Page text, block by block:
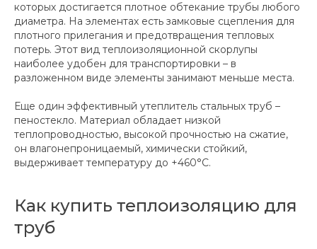
которых достигается плотное обтекание трубы любого
диаметра. На элементах есть замковые сцепления для
плотного прилегания и предотвращения тепловых
потерь. Этот вид теплоизоляционной скорлупы
наиболее удобен для транспортировки – в
разложенном виде элементы занимают меньше места.
Еще один эффективный утеплитель стальных труб –
пеностекло. Материал обладает низкой
теплопроводностью, высокой прочностью на сжатие,
он влагонепроницаемый, химически стойкий,
выдерживает температуру до +460°С.
Как купить теплоизоляцию для
труб